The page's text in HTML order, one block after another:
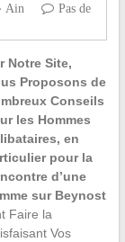
Ain
Pas de
Notre Site,
Proposons de
Conseils
les Hommes
en
pour la
d’une
sur Beynost
Faire la
Vos